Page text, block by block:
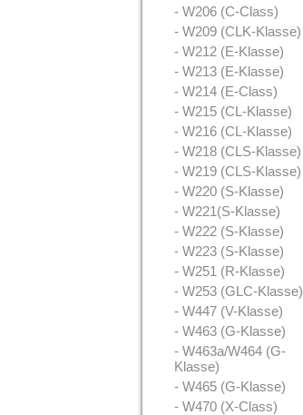
- W206 (C-Class)
- W209 (CLK-Klasse)
- W212 (E-Klasse)
- W213 (E-Klasse)
- W214 (E-Class)
- W215 (CL-Klasse)
- W216 (CL-Klasse)
- W218 (CLS-Klasse)
- W219 (CLS-Klasse)
- W220 (S-Klasse)
- W221(S-Klasse)
- W222 (S-Klasse)
- W223 (S-Klasse)
- W251 (R-Klasse)
- W253 (GLC-Klasse)
- W447 (V-Klasse)
- W463 (G-Klasse)
- W463a/W464 (G-
Klasse)
- W465 (G-Klasse)
- W470 (X-Class)